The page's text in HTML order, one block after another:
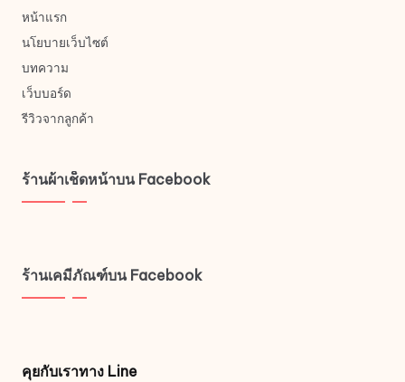
หน้าแรก
นโยบายเว็บไซต์
บทความ
เว็บบอร์ด
รีวิวจากลูกค้า
ร้านผ้าเช็ดหน้าบน Facebook
ร้านเคมีภัณฑ์บน Facebook
คุยกับเราทาง Line